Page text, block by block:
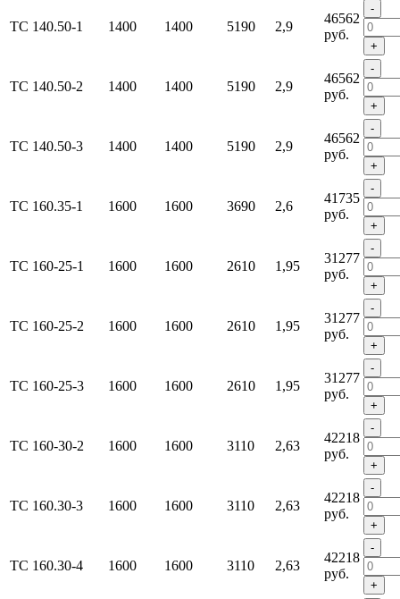
ТС 140.50-1 1400 1400 5190 2,9
46562
руб.
-
+
ТС 140.50-2 1400 1400 5190 2,9
46562
руб.
-
+
ТС 140.50-3 1400 1400 5190 2,9
46562
руб.
-
+
ТС 160.35-1 1600 1600 3690 2,6
41735
руб.
-
+
ТС 160-25-1 1600 1600 2610 1,95
31277
руб.
-
+
ТС 160-25-2 1600 1600 2610 1,95
31277
руб.
-
+
ТС 160-25-3 1600 1600 2610 1,95
31277
руб.
-
+
ТС 160-30-2 1600 1600 3110 2,63
42218
руб.
-
+
ТС 160.30-3 1600 1600 3110 2,63
42218
руб.
-
+
ТС 160.30-4 1600 1600 3110 2,63
42218
руб.
-
+